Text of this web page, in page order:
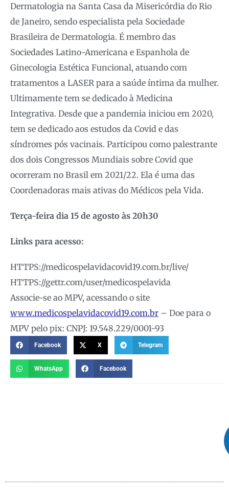
Dermatologia na Santa Casa da Misericórdia do Rio
de Janeiro, sendo especialista pela Sociedade
Brasileira de Dermatologia. É membro das
Sociedades Latino-Americana e Espanhola de
Ginecologia Estética Funcional, atuando com
tratamentos a LASER para a saúde íntima da mulher.
Ultimamente tem se dedicado à Medicina
Integrativa. Desde que a pandemia iniciou em 2020,
tem se dedicado aos estudos da Covid e das
síndromes pós vacinais. Participou como palestrante
dos dois Congressos Mundiais sobre Covid que
ocorreram no Brasil em 2021/22. Ela é uma das
Coordenadoras mais ativas do Médicos pela Vida.
Terça-feira dia 15 de agosto às 20h30
Links para acesso:
HTTPS://medicospelavidacovid19.com.br/live/
HTTPS://gettr.com/user/medicospelavida
Associe-se ao MPV, acessando o site
www.medicospelavidacovid19.com.br – Doe para o
MPV pelo pix: CNPJ: 19.548.229/0001-93
Facebook X Telegram
WhatsApp Facebook